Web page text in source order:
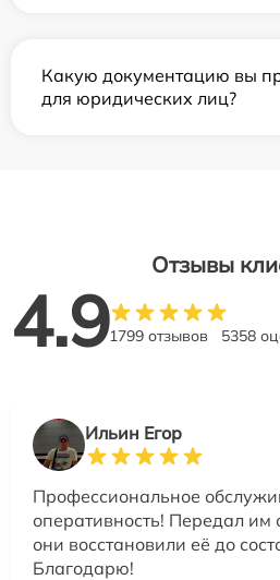
Какую документацию вы
для юридических лиц?
Отзывы
4.91799 отзывов 5358
Ильин Егор
Профессиональное
оперативность! Передал им
они восстановили её до
Благодарю!